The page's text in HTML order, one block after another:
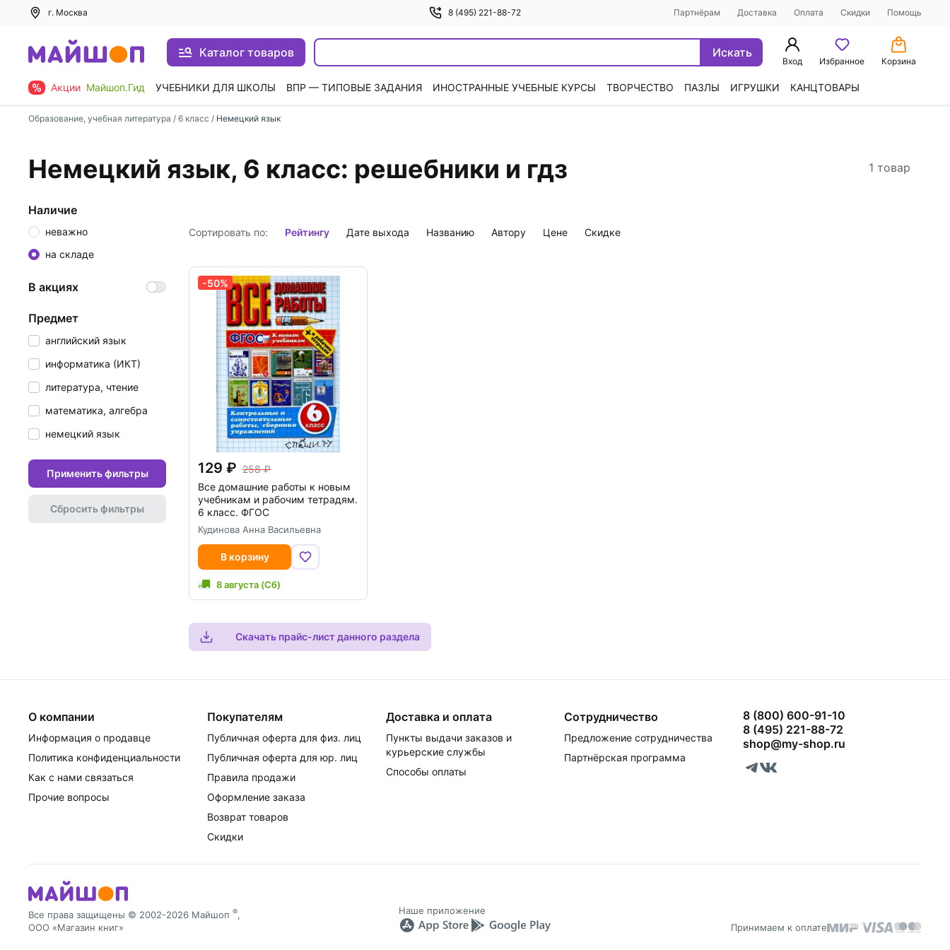
г. Москва 8 (495) 221-88-72 Партнёрам Доставка Оплата Скидки Помощь
Каталог товаров Искать
Вход Избранное Корзина
Акции Майшоп.Гид УЧЕБНИКИ ДЛЯ ШКОЛЫ ВПР — ТИПОВЫЕ ЗАДАНИЯ ИНОСТРАННЫЕ УЧЕБНЫЕ КУРСЫ ТВОРЧЕСТВО ПАЗЛЫ ИГРУШКИ КАНЦТОВАРЫ
Образование, учебная литература / 6 класс / Немецкий язык
Немецкий язык, 6 класс: решебники и гдз 1 товар
Сортировать по: рейтингу дате выхода названию автору цене скидке
-50%
129
258
Все домашние работы к новым
учебникам и рабочим тетрадям.
6 класс. ФГОС
Кудинова Анна Васильевна
В корзину
8 августа (Сб)
Скачать прайс-лист данного раздела
Наличие
неважно
на складе
В акциях
предмет
английский язык
информатика (ИКТ)
литература, чтение
математика, алгебра
немецкий язык
Применить фильтры
Сбросить фильтры
О компании
Информация о продавце
Политика конфиденциальности
Как с нами связаться
Прочие вопросы
Покупателям
Публичная оферта для физ. лиц
Публичная оферта для юр. лиц
Правила продажи
Оформление заказа
Возврат товаров
Скидки
Доставка и оплата
Пункты выдачи заказов и
курьерские службы
Способы оплаты
Сотрудничество
Предложение сотрудничества
Партнёрская программа
8 (800) 600-91-10
8 (495) 221-88-72
shop@my-shop.ru
Все права защищены © 2002-2026 Майшоп ®,
ООО «Магазин книг»
Наше приложение
Принимаем к оплате